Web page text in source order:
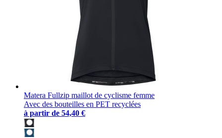
Matera Fullzip maillot de cyclisme femme
Avec des bouteilles en PET recyclées
à partir de 54,40 €